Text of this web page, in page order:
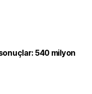
540 milyon